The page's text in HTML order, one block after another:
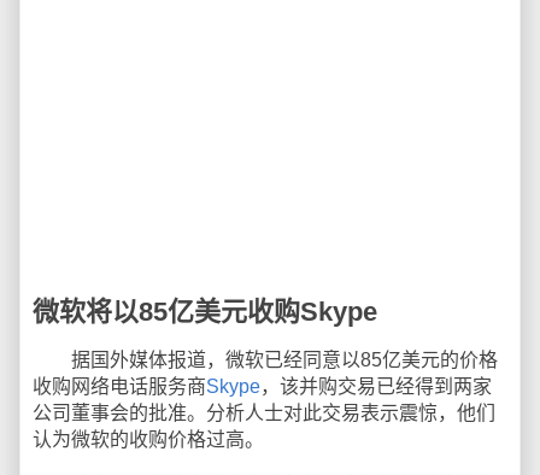
微软将以85亿美元收购Skype
据国外媒体报道，微软已经同意以85亿美元的价格
收购网络电话服务商Skype，该并购交易已经得到两家
公司董事会的批准。分析人士对此交易表示震惊，他们
认为微软的收购价格过高。